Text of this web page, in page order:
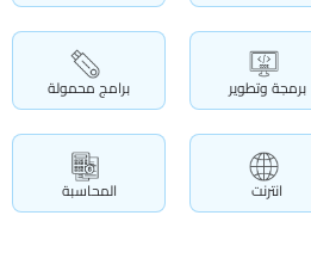
برمجة وتطوير برامج محمولة
انترنت المحاسبة